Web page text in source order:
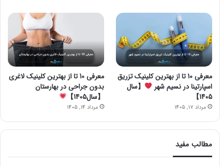
معرفی 10 تا از بهترین کلینیک تزریق
اسپارتینا در نسیم شهر
【سال
1405】
مرداد 17, 1405
معرفی 10 تا از بهترین کلینیک لاغری
بدون جراحی در بهارستان
【سال1405】
مرداد 14, 1405
مطالب مفید